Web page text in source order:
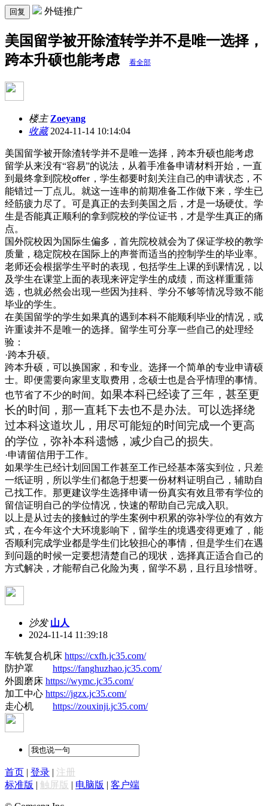
回复 外链推广
美国留学被开除渣转学并不是唯一选择，
跨本升硕也能考虑
看全部
楼主 Zoeyang
收藏2024-11-14 10:14:04
美国留学被开除渣转学并不是唯一选择，跨本升硕也能考虑
留学从来没有“容易”的说法，从着手准备申请材料开始，一直
到最终拿到院校offer ，学生都要时刻关注自己的申请状态，不
能错过一丁点儿。就这一连串的前期准备工作做下来，学生已
经筋疲力尽了。可是真正的去到美国之后，才是一场硬仗。学
生是否能真正顺利的拿到院校的学位证书，才是学生真正的痛
点。
国外院校因为国际生偏多，首先院校就会为了保证学校的教学
质量，稳定院校在国际上的声誉而适当的控制学生的毕业率。
老师还会根据学生平时的表现，包括学生上课的到课情况，以
及学生在课堂上面的表现来评定学生的成绩，而这样重重筛
选，也就必然会出现一些因为挂科、学分不够等情况导致不能
毕业的学生。
在美国留学的学生如果真的遇到本科不能顺利毕业的情况，或
许重读并不是唯一的选择。留学生可分享一些自己的处理经
验：
·跨本升硕。
跨本升硕，可以换国家，和专业。选择一个简单的专业申请硕
士。即便需要向家里支取费用，念硕士也是合乎情理的事情。
也节省了不少的时间。 如果本科已经读了三年，甚至更
长的时间，那一直耗下去也不是办法。可以选择绕
过本科这道坎儿，用尽可能短的时间完成一个更高
的学位，弥补本科遗憾，减少自己的损失。
·申请留信用于工作。
如果学生已经计划回国工作甚至工作已经基本落实到位，只差
一纸证明，所以学生们都急于想要一份材料证明自己，辅助自
己找工作。那更建议学生选择申请一份真实有效且带有学位的
留信证明自己的学位情况，快速的帮助自己完成入职。
以上是从过去的接触过的学生案例中积累的弥补学位的有效方
式，在今年这个大环境影响下，留学生的境遇变得更难了，能
否顺利完成学业都是学生们比较担心的事情，但是学生们在遇
到问题的时候一定要想清楚自己的现状，选择真正适合自己的
方式解决，才能帮自己化险为夷，留学不易，且行且珍惜呀。
沙发 山人
2024-11-14 11:39:18
车铣复合机床 https://cxfh.jc35.com/
防护罩 https://fanghuzhao.jc35.com/
外圆磨床 https://wymc.jc35.com/
加工中心 https://jgzx.jc35.com/
走心机 https://zouxinji.jc35.com/
首页 | 登录 | 注册
标准版 | 触屏版 | 电脑版 | 客户端